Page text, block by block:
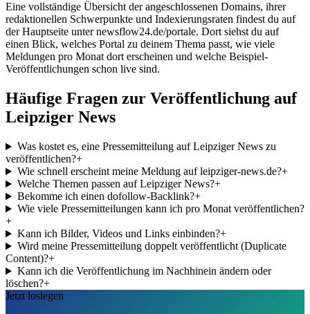
Eine vollständige Übersicht der angeschlossenen Domains, ihrer
redaktionellen Schwerpunkte und Indexierungsraten findest du auf
der Hauptseite unter newsflow24.de/portale. Dort siehst du auf
einen Blick, welches Portal zu deinem Thema passt, wie viele
Meldungen pro Monat dort erscheinen und welche Beispiel-
Veröffentlichungen schon live sind.
Häufige Fragen zur Veröffentlichung auf
Leipziger News
Was kostet es, eine Pressemitteilung auf Leipziger News zu
veröffentlichen?+
Wie schnell erscheint meine Meldung auf leipziger-news.de?+
Welche Themen passen auf Leipziger News?+
Bekomme ich einen dofollow-Backlink?+
Wie viele Pressemitteilungen kann ich pro Monat veröffentlichen?
+
Kann ich Bilder, Videos und Links einbinden?+
Wird meine Pressemitteilung doppelt veröffentlicht (Duplicate
Content)?+
Kann ich die Veröffentlichung im Nachhinein ändern oder
löschen?+
Jetzt loslegen